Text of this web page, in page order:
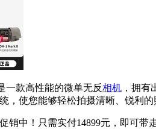
一款高性能的微单无反相机 ，拥
，使您能够轻松拍摄清晰、锐利的
销中！只需实付14899元，即可带